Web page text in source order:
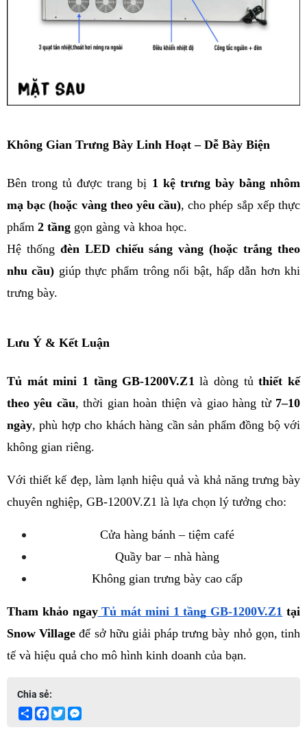
Không Gian Trưng Bày Linh Hoạt – Dễ Bày Biện
Bên trong tủ được trang bị 1 kệ trưng bày bằng nhôm
mạ bạc (hoặc vàng theo yêu cầu), cho phép sắp xếp thực
phẩm 2 tầng gọn gàng và khoa học.
Hệ thống đèn LED chiếu sáng vàng (hoặc trắng theo
nhu cầu) giúp thực phẩm trông nổi bật, hấp dẫn hơn khi
trưng bày.
Lưu Ý & Kết Luận
Tủ mát mini 1 tầng GB-1200V.Z1 là dòng tủ thiết kế
theo yêu cầu, thời gian hoàn thiện và giao hàng từ 7–10
ngày, phù hợp cho khách hàng cần sản phẩm đồng bộ với
không gian riêng.
Với thiết kế đẹp, làm lạnh hiệu quả và khả năng trưng bày
chuyên nghiệp, GB-1200V.Z1 là lựa chọn lý tưởng cho:
Cửa hàng bánh – tiệm café
Quầy bar – nhà hàng
Không gian trưng bày cao cấp
Tham khảo ngay Tủ mát mini 1 tầng GB-1200V.Z1 tại
Snow Village để sở hữu giải pháp trưng bày nhỏ gọn, tinh
tế và hiệu quả cho mô hình kinh doanh của bạn.
Chia sẻ:
ShareFacebook
Twitter